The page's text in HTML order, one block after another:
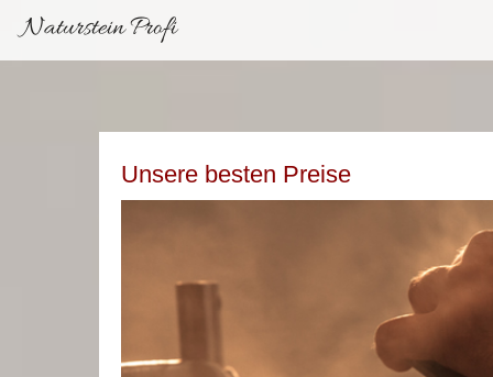
Naturstein Profi
Unsere besten Preise